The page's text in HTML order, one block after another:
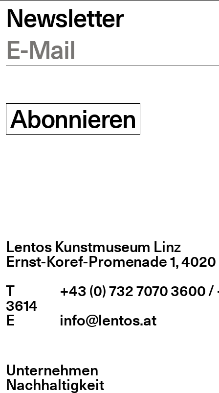
Newsletter
E-Mail
Abonnieren
Lentos Kunstmuseum Linz
Ernst-Koref-Promenade 1,
T
+43 (0) 732 7070 3600 /
3614
E info@lentos.at
Unternehmen
Nachhaltigkeit